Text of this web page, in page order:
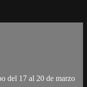
del 17 al 20 de marzo